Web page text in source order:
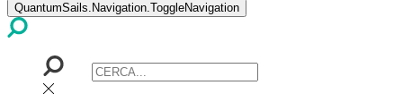
QuantumSails.Navigation.ToggleNavigation